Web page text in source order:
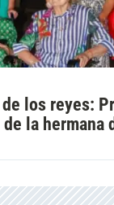
los reyes:
la hermana